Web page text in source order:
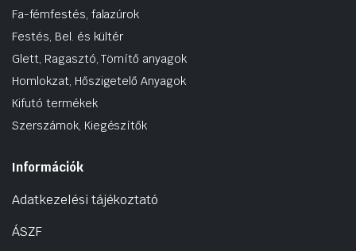
Fa-fémfestés, falazúrok
Festés, Bel. és kültér
Glett, Ragasztó, Tömítő anyagok
Homlokzat, Hőszigetelő Anyagok
Kifutó termékek
Szerszámok, Kiegészítők
Információk
Adatkezelési tájékoztató
ÁSZF